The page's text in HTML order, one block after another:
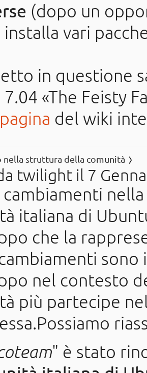
(dopo un
installa vari
in questione
«The Feisty
del wiki
nella struttura della comunità
twilight il 7
cambiamenti
italiana di
che la
sono
nel contesto
più partecipe
" è stato